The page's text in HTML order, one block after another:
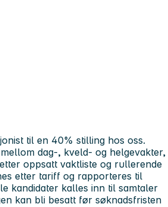
til en 40% stilling hos oss.
dag-, kveld- og helgevakter,
oppsatt vaktliste og rullerende
etter tariff og rapporteres til
kandidater kalles inn til samtaler
kan bli besatt før søknadsfristen